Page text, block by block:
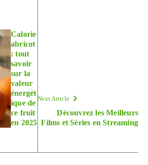
Calorie
abricot
: tout
savoir
sur la
valeur
énergét
ique de
ce fruit
en 2025
Next Article
Découvrez les Meilleurs
Films et Séries en Streaming